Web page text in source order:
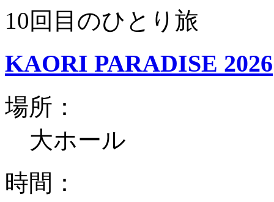
10回目のひとり旅
KAORI PARADISE 2026
場所：
大ホール
時間：